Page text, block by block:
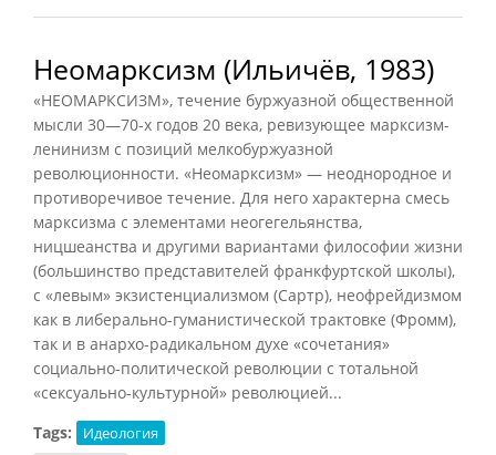
Неомарксизм (Ильичёв, 1983)
«НЕОМАРКСИЗМ», течение буржуазной общественной
мысли 30—70-х годов 20 века, ревизующее марксизм-
ленинизм с позиций мелкобуржуазной
революционности. «Неомарксизм» — неоднородное и
противоречивое течение. Для него характерна смесь
марксизма с элементами неогегельянства,
ницшеанства и другими вариантами философии жизни
(большинство представителей франкфуртской школы),
с «левым» экзистенциализмом (Сартр), неофрейдизмом
как в либерально-гуманистической трактовке (Фромм),
так и в анархо-радикальном духе «сочетания»
социально-политической революции с тотальной
«сексуально-культурной» революцией...
Tags:
Идеология